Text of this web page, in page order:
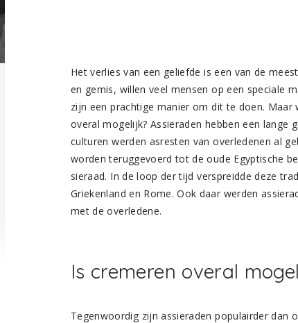
Het verlies van een geliefde is een van de
en gemis, willen veel mensen op een speciale
zijn een prachtige manier om dit te doen. Maar
overal mogelijk? Assieraden hebben een lange
culturen werden asresten van overledenen al
worden teruggevoerd tot de oude Egyptische
sieraad. In de loop der tijd verspreidde deze
Griekenland en Rome. Ook daar werden
met de overledene.
Is cremeren overal
Tegenwoordig zijn assieraden populairder dan